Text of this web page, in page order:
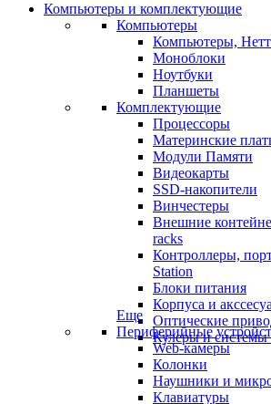
Компьютеры и комплектующие
Компьютеры
Компьютеры,
Моноблоки
Ноутбуки
Планшеты
Комплектующие
Процессоры
Материнские
Модули Памяти
Видеокарты
SSD-накопители
Винчестеры
Внешние
racks
Контроллеры,
Station
Блоки питания
Корпуса и
Оптические
Кулеры и системы
Еще
Периферийные
Web-камеры
Колонки
Наушники и
Клавиатуры